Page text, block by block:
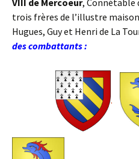
VIII de Mercoeur, Connétable
trois frères de l’illustre
Hugues, Guy et Henri de La
des combattants :
.